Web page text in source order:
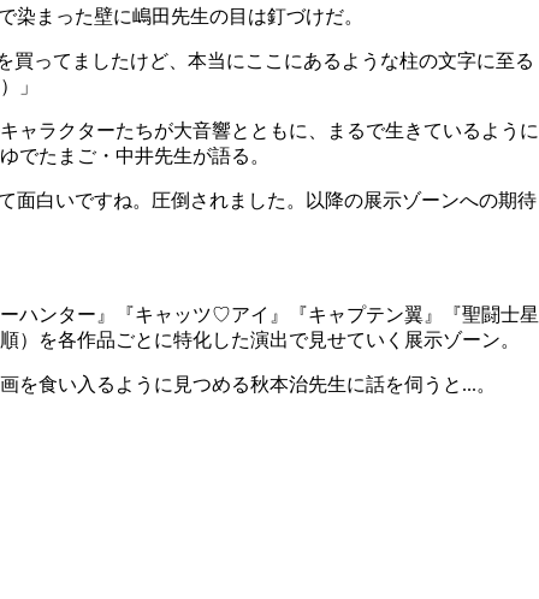
染まった壁に嶋田先生の目は釘づけだ。
買ってましたけど、本当にここにあるような柱の文字に至る
」
ャラクターたちが大音響とともに、まるで生きているように
たまご・中井先生が語る。
面白いですね。圧倒されました。以降の展示ゾーンへの期待
ハンター』『キャッツ♡アイ』『キャプテン翼』『聖闘士星
を各作品ごとに特化した演出で見せていく展示ゾーン。
食い入るように見つめる秋本治先生に話を伺うと...。